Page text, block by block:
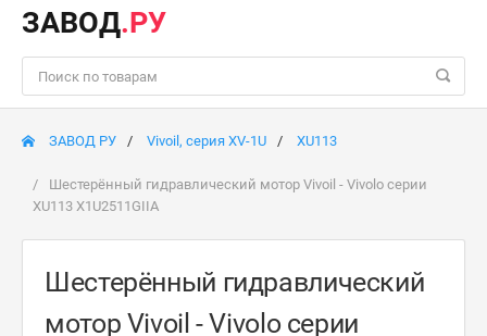
ЗАВОД.РУ
ЗАВОД РУ Vivoil, серия XV-1U XU113
Шестерённый гидравлический мотор Vivoil - Vivolo серии
XU113 X1U2511GIIA
Шестерённый гидравлический
мотор Vivoil - Vivolo серии